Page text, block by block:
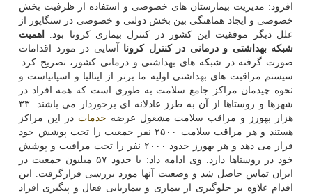
افزود: مدیریت بیمارستان های خصوصی و استفاده از ظرفیت بخش
خصوصی و ایجاد هماهنگی بین بخش دولتی و خصوصی در سنگاپور از
علل دیگر موفقیت این كشور در كنترل بیماری كرونا بود.
اهمیت
شبكه بهداشتی و درمانی در كنترل كرونا آسایی در مورد اقدامات
صورت گرفته در شبكه های بهداشتی و درمانی كشور، تصریح كرد:
سیستم مراقبت های بهداشتی اولیه ما برتر از ایتالیا و اسپانیاست و
نحوه چیدمان مراكز جامع سلامت به طوری است كه همه افراد در
شهرها و روستاها از آن به طرز عادلانه ای برخوردار می باشند. ۳۳
هزار بهورز و مراقب سلامت مشغول عرضه خدمات در این مراكز
هستند و هر مراقب سلامت ۲۵۰۰ نفر جمعیت را تحت پوشش خود
قرار می دهد و هر بهورز حدود ۲۰۰۰ نفر را تحت مراقبت و پوشش
خود در روستاها دارد. وی ادامه داد: با حدود ۵۷ میلیون جمعیت در
ایران تماس حاصل شد و وضعیت آنها مورد بررسی قرارگرفت. این
اقدام علاوه بر جلوگیری از بیماری و بیماریابی فعال و پیگیری افراد